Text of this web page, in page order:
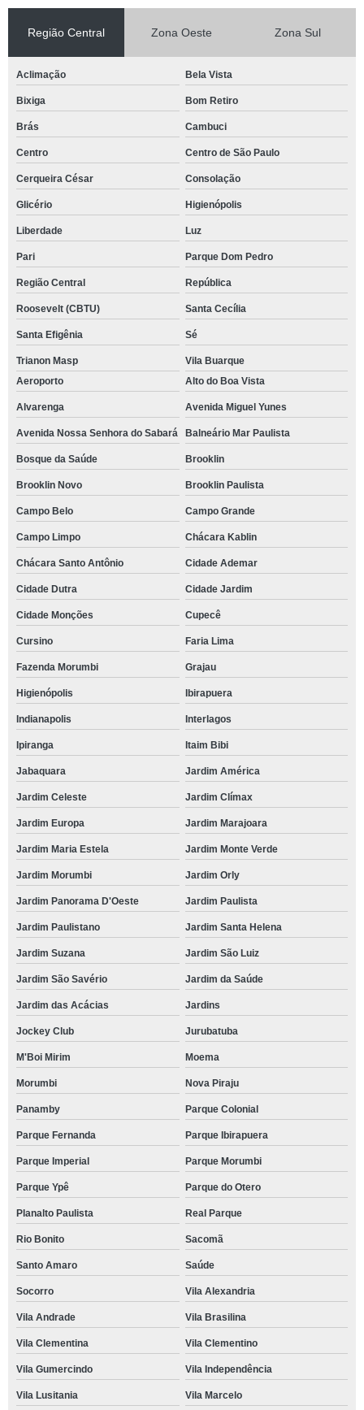
Região Central Zona Oeste Zona Sul
Aclimação Bela Vista
Bixiga Bom Retiro
Brás Cambuci
Centro Centro de São Paulo
Cerqueira César Consolação
Glicério Higienópolis
Liberdade Luz
Pari Parque Dom Pedro
Região Central República
Roosevelt (CBTU) Santa Cecília
Santa Efigênia Sé
Trianon Masp
Vila Buarque
Aeroporto
Alto do Boa Vista
Alvarenga Avenida Miguel Yunes
Avenida Nossa Senhora do Sabará Balneário Mar Paulista
Bosque da Saúde Brooklin
Brooklin Novo Brooklin Paulista
Campo Belo Campo Grande
Campo Limpo Chácara Kablin
Chácara Santo Antônio Cidade Ademar
Cidade Dutra Cidade Jardim
Cidade Monções Cupecê
Cursino Faria Lima
Fazenda Morumbi Grajau
Higienópolis Ibirapuera
Indianapolis Interlagos
Ipiranga Itaim Bibi
Jabaquara Jardim América
Jardim Celeste Jardim Clímax
Jardim Europa Jardim Marajoara
Jardim Maria Estela Jardim Monte Verde
Jardim Morumbi Jardim Orly
Jardim Panorama D'Oeste Jardim Paulista
Jardim Paulistano Jardim Santa Helena
Jardim Suzana Jardim São Luiz
Jardim São Savério Jardim da Saúde
Jardim das Acácias Jardins
Jockey Club Jurubatuba
M'Boi Mirim Moema
Morumbi Nova Piraju
Panamby Parque Colonial
Parque Fernanda Parque Ibirapuera
Parque Imperial Parque Morumbi
Parque Ypê Parque do Otero
Planalto Paulista Real Parque
Rio Bonito Sacomã
Santo Amaro Saúde
Socorro Vila Alexandria
Vila Andrade Vila Brasilina
Vila Clementina Vila Clementino
Vila Gumercindo Vila Independência
Vila Lusitania Vila Marcelo